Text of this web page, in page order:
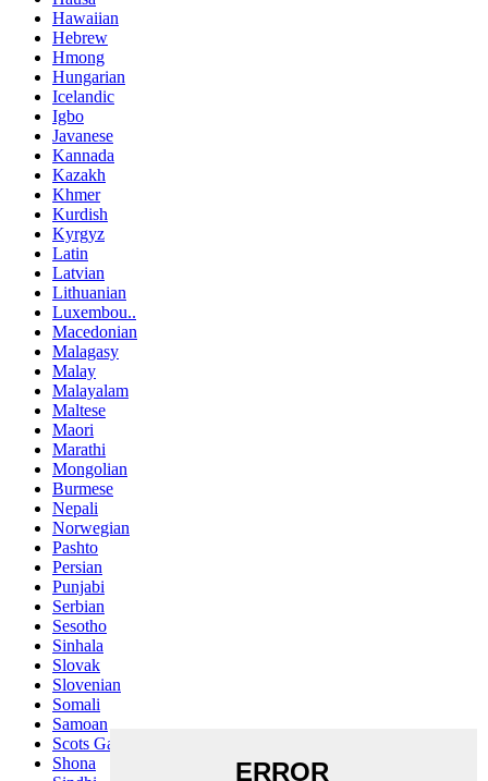
Hawaiian
Hebrew
Hmong
Hungarian
Icelandic
Igbo
Javanese
Kannada
Kazakh
Khmer
Kurdish
Kyrgyz
Latin
Latvian
Lithuanian
Luxembou..
Macedonian
Malagasy
Malay
Malayalam
Maltese
Maori
Marathi
Mongolian
Burmese
Nepali
Norwegian
Pashto
Persian
Punjabi
Serbian
Sesotho
Sinhala
Slovak
Slovenian
Somali
Samoan
Scots Gaelic
Shona